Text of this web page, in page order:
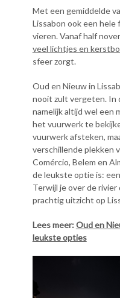
Met een gemiddelde
Lissabon ook een
vieren. Vanaf half
veel lichtjes en
sfeer zorgt.
Oud en Nieuw in
nooit zult vergeten. In
namelijk altijd wel een
het vuurwerk te
vuurwerk afsteken,
verschillende plekken
Comércio, Belem en
de leukste optie is:
Terwijl je over de rivier
prachtig uitzicht op
Lees meer:Oud en
leukste opties